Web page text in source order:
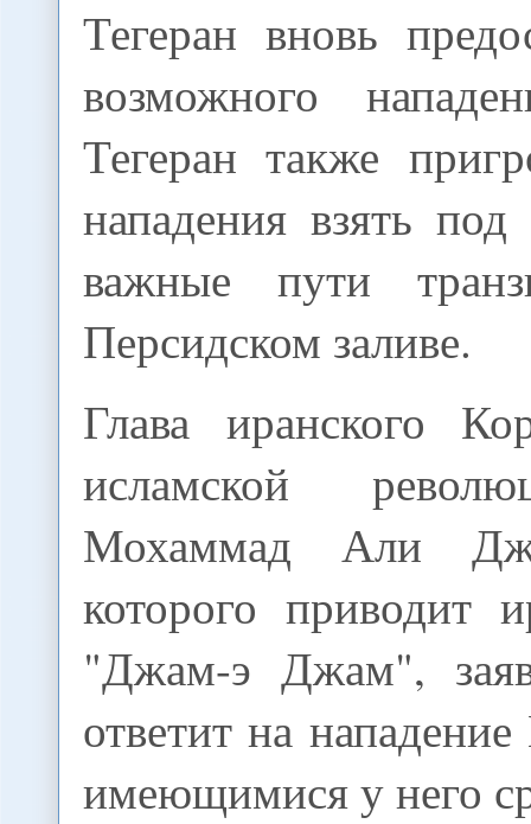
Тегеран вновь
возможного
Тегеран также
нападения взять
важные пути
Персидском заливе.
Глава иранского
исламской
Мохаммад Али
которого приводит
"Джам-э Джам",
ответит на
имеющимися у него